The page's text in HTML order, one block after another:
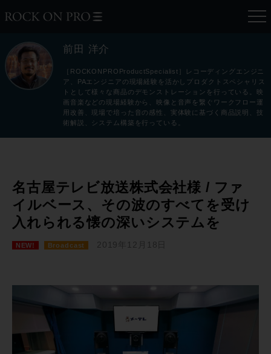
前田 洋介
［ROCKONPROProductSpecialist］レコーディングエンジニ
ア、PAエンジニアの現場経験を活かしプロダクトスペシャリス
トとして様々な商品のデモンストレーションを行っている。映
画音楽などの現場経験から、映像と音声を繋ぐワークフロー運
用改善、現場で培った音の感性、実体験に基づく商品説明、技
術解説、システム構築を行っている。
名古屋テレビ放送株式会社様 / ファ
イルベース、その波のすべてを受け
入れられる懐の深いシステムを
NEW! Broadcast 2019年12月18日